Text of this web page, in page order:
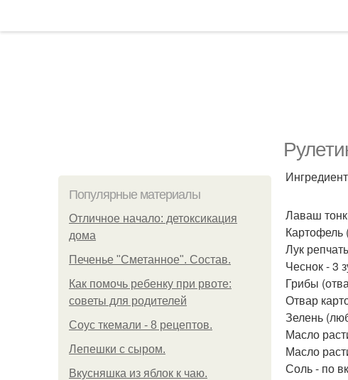
Популярные материалы
Отличное начало: детоксикация
дома
Печенье "Сметанное". Состав.
Как помочь ребенку при рвоте:
советы для родителей
Соус ткемали - 8 рецептов.
Лепешки с сыром.
Вкусняшка из яблок к чаю.
Лаваш
Картофель
Лук
Чеснок - 3
Грибы
Отвар
Зелень
Масло
Масло
Соль - по